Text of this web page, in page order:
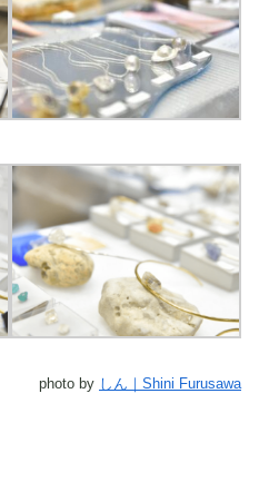
photo by しん｜Shini Furusawa